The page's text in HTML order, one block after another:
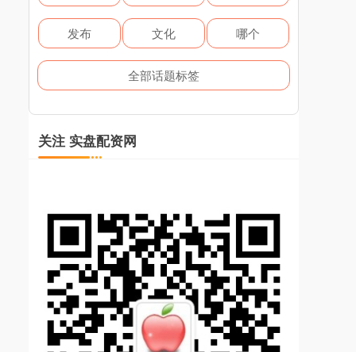
发布 文化 哪个
全部话题标签
关注 实盘配资网